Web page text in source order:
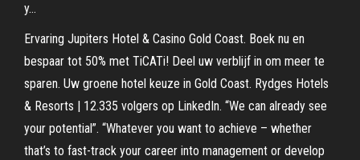
y…
Ervaring Jupiters Hotel & Casino Gold Coast. Boek nu en
bespaar tot 50% met TiCATi! Deel uw verblijf in om meer te
sparen. Uw groene hotel keuze in Gold Coast. Rydges Hotels
& Resorts | 12.335 volgers op LinkedIn. “We can already see
your potential”. “Whatever you want to achieve – whether
that’s to fast-track your career into management or develop